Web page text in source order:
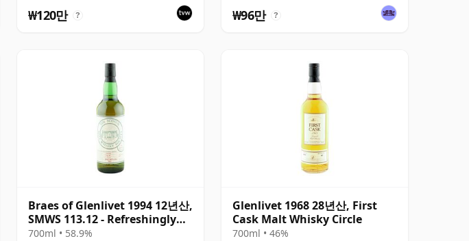
₩120만 ? ₩96만 ?
Braes of Glenlivet 1994 12년산,
SMWS 113.12 - Refreshingly
Minty
700ml • 58.9%
Glenlivet 1968 28년산, First
Cask Malt Whisky Circle
700ml • 46%